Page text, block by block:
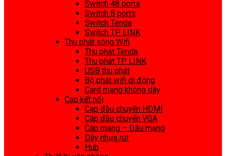
Switch 48 ports
Switch 8 ports
Switch Tenda
Switch TP LINK
Thu phát sóng Wifi
Thu phát Tenda
Thu phát TP LINK
USB thu phát
Bộ phát wifi di động
Card mạng không dây
Cap kết nối
Cap đầu chuyển HDMI
Cáp đầu chuyển VGA
Cáp mạng – Đầu mạng
Dây nhựa rút
Hub